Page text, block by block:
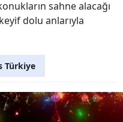
sahne alacağı
dolu anlarıyla
Türkiye